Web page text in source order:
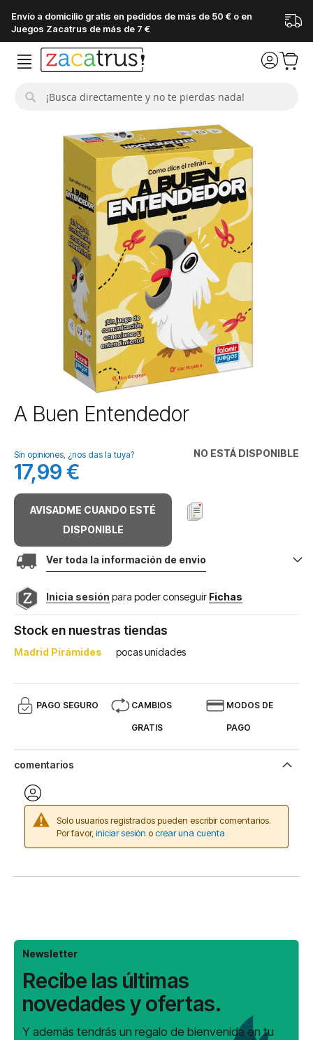
Envío a domicilio gratis en pedidos de más de 50 € o en
Juegos Zacatrus de más de 7 €
Saltar
al
de
la
galería
de
imágenes
A Buen Entendedor
NO ESTÁ DISPONIBLE
Sin opiniones, ¿nos das la tuya?
17,99 €
AVISADME CUANDO ESTÉ
DISPONIBLE
Ver toda la información de envio
Inicia sesión para poder conseguir Fichas
Stock en nuestras tiendas
Madrid Pirámides pocas unidades
PAGO SEGURO CAMBIOS
GRATIS
MODOS DE
PAGO
comentarios
Solo usuarios registrados pueden escribir comentarios.
Por favor, iniciar sesión ocrear una cuenta
Newsletter
Recibe las últimas
novedades y ofertas.
Y además tendrás un regalo de bienvenida en tu